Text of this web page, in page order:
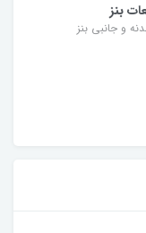
بنز
و جانبی بنز